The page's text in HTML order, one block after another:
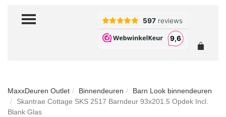
TOGGLE MENU
MaxxDeuren Outlet Binnendeuren
Barn Look binnendeuren
Skantrae Cottage SKS 2517 Barndeur 93x201.5 Opdek Incl.
Blank Glas